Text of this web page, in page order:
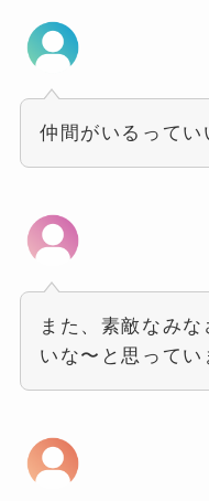
仲間がいるってい
また、素敵なみ
いな〜と思ってい